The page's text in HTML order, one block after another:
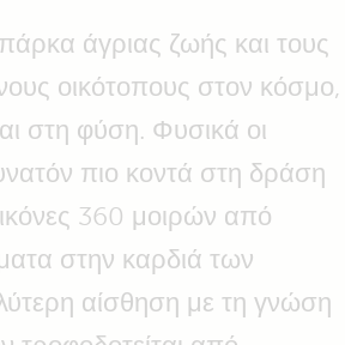
άγριας ζωής και τους
οικότοπους στον κόσμο,
στη φύση. Φυσικά οι
πιο κοντά στη δράση
360 μοιρών από
στην καρδιά των
αίσθηση με τη γνώση